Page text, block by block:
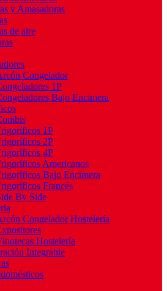
y Amasadoras
de aire
Congelador
1P
Bajo Encimera
1P
2P
4P
Americanos
Bajo Encimera
Francés
By Side
Congelador Hostelería
Hostelería
Integrable